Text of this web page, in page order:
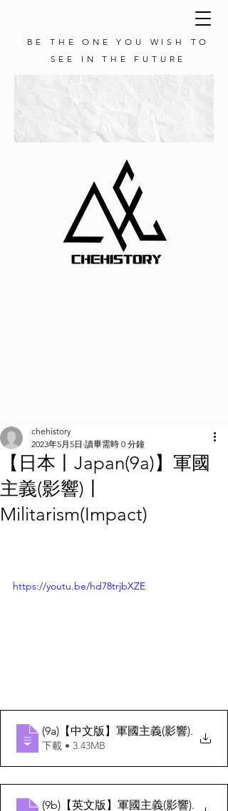
BE THE ONE YOU WISH TO
SEE IN THE FUTURE
【日本丨Japan(9a)】軍國
主義(影響)丨
Militarism(Impact)
chehistory
2023年5月5日 讀畢需時 0 分鐘
https://youtu.be/hd78trjbXZE
(9a)【中文版】軍國主義(影響).
下載 • 3.43MB
(9b)【英文版】軍國主義(影響).